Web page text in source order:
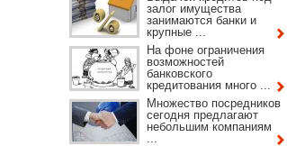
залог имущества
занимаются банки и
крупные ...
На фоне ограничения
возможностей
банковского
кредитования много ...
Множество посредников
сегодня предлагают
небольшим компаниям
...